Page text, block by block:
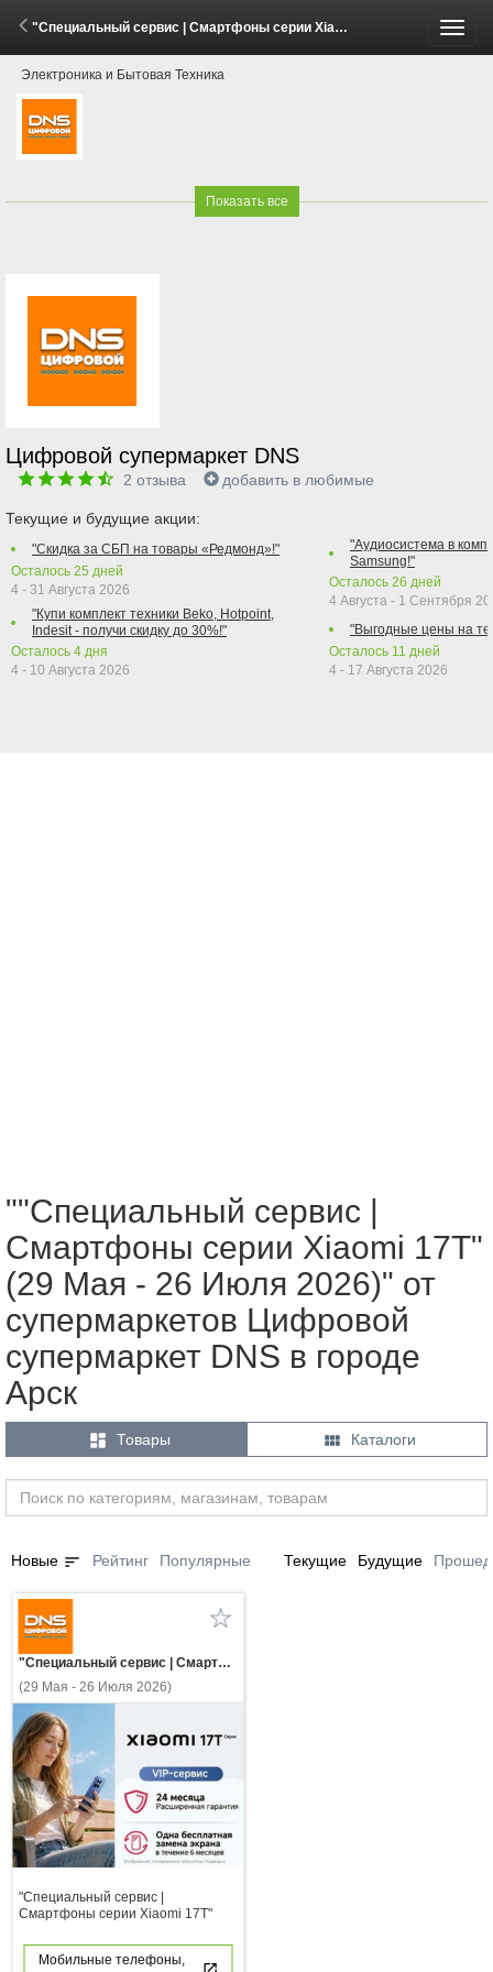
"Специальный сервис | Смартфоны серии Xiaomi 17Т" (29 Мая - 26 Июля 2026)
Электроника и Бытовая Техника
Показать все
Цифровой супермаркет DNS
2 отзыва добавить в любимые
Текущие и будущие акции:
"Скидка за СБП на товары «Редмонд»!"
Осталось 25 дней
4 - 31 Августа 2026
"Купи комплект техники Beko, Hotpoint,
Indesit - получи скидку до 30%!"
Осталось 4 дня
4 - 10 Августа 2026
"Аудиосистема в
Samsung!"
Осталось 26 дней
4 Августа - 1 Сентября
"Выгодные цены на
Осталось 11 дней
4 - 17 Августа 2026
""Специальный сервис |
Смартфоны серии Xiaomi 17Т"
(29 Мая - 26 Июля 2026)" от
супермаркетов Цифровой
супермаркет DNS в городе
Арск
 Товары  Каталоги
Новые sort Рейтинг Популярные Текущие Будущие
"Специальный сервис | Смартфоны серии Xiaomi 17Т"
(29 Мая - 26 Июля 2026)
"Специальный сервис |
Смартфоны серии Xiaomi 17Т"
Мобильные телефоны,